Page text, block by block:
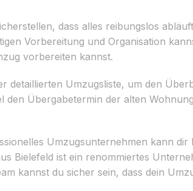
dass alles reibungslos
Vorbereitung und Organisation
vorbereiten kannst.
detaillierten Umzugsliste, um den
Übergabetermin der alten
Umzugsunternehmen kann dir
Bielefeld ist ein renommiertes
kannst du sicher sein, dass dein